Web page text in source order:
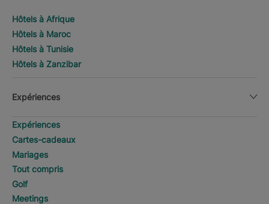
Hôtels à Afrique
Hôtels à Maroc
Hôtels à Tunisie
Hôtels à Zanzibar
Expériences
Expériences
Cartes-cadeaux
Mariages
Tout compris
Golf
Meetings